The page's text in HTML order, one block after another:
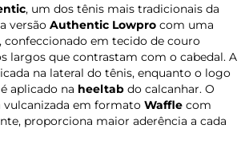
, um dos tênis mais tradicionais da
versão Authentic Lowpro com uma
confeccionado em tecido de couro
largos que contrastam com o cabedal. A
na lateral do tênis, enquanto o logo
é aplicado na heeltab do calcanhar. O
vulcanizada em formato Waffle com
proporciona maior aderência a cada